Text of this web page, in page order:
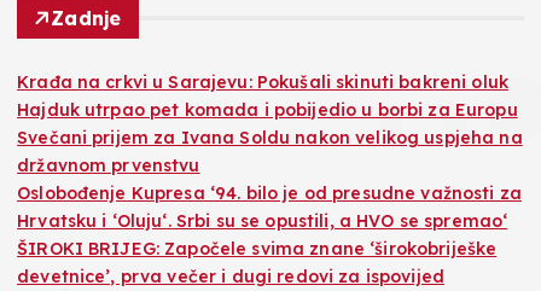
Zadnje
Krađa na crkvi u Sarajevu: Pokušali skinuti bakreni oluk
Hajduk utrpao pet komada i pobijedio u borbi za Europu
Svečani prijem za Ivana Soldu nakon velikog uspjeha na
državnom prvenstvu
Oslobođenje Kupresa ‘94. bilo je od presudne važnosti za
Hrvatsku i ‘Oluju‘. Srbi su se opustili, a HVO se spremao‘
ŠIROKI BRIJEG: Započele svima znane ‘širokobriješke
devetnice’, prva večer i dugi redovi za ispovijed